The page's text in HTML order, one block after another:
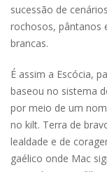
sucessão de
rochosos, pântanos
brancas.
É assim a Escócia,
baseou no sistema
por meio de um
no kilt. Terra de
lealdade e de
gaélico onde Mac